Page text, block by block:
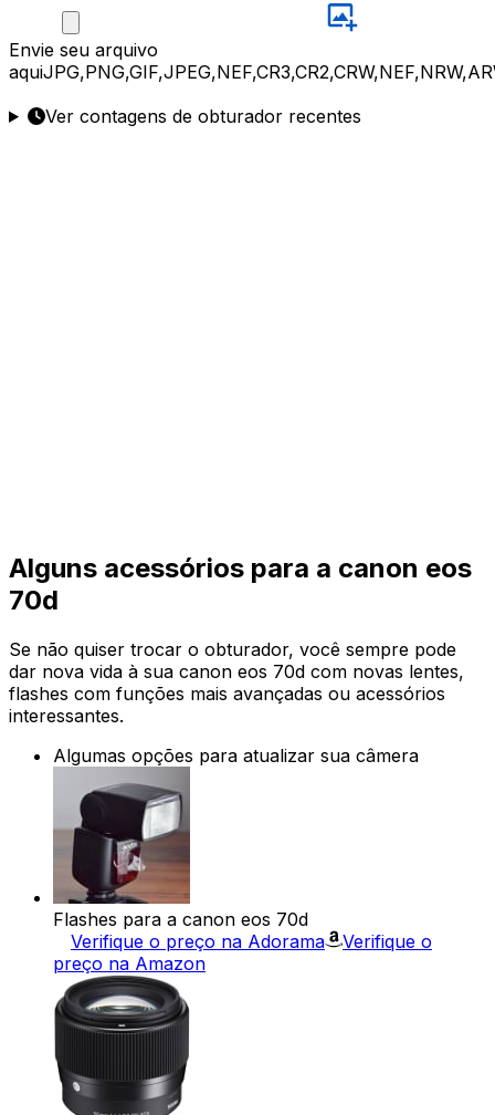
Envie seu arquivo
aqui
Ver contagens de obturador recentes
Alguns acessórios para a canon eos
70d
Se não quiser trocar o obturador, você sempre pode
dar nova vida à sua canon eos 70d com novas lentes,
flashes com funções mais avançadas ou acessórios
interessantes.
Algumas opções para atualizar sua câmera
Flashes para a canon eos 70d
Verifique o preço na Adorama
Verifique o
preço na Amazon